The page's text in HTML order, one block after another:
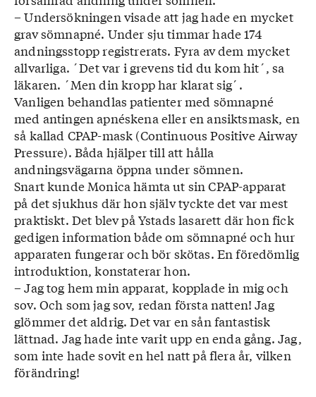
■ Övervikt, ålder, rökning, kort käke,
förstorade tonsiller, näspolyper, sned
nässkiljevägg, alkohol och sömnmediciner.
Det flesta riskfaktorer kan förklaras av att de
bidrar till att göra luftvägarna trängre.
Alkohol och sömnmediciner kan ge onormalt
avslappnad muskulatur, vilket ökar risken.
■ Den vanligaste typen av sömnapné,
obstruktivt sömnapnésyndrom, orsakas av
att det är för trångt i de övre luftvägarna så
att luftströmmen till och från lungorna helt
eller delvis blockeras. Att sömnproblem kan
bli mer påtagliga när vi blir äldre kan bero på
att gomseglet i munnen och tungans muskel
blir för-
slappade och täpper till andningen.
■ Ett vanligt symtom vid sömnapné är
kraftig snarkning, men alla som
har sömnapné snarkar inte. Andra symtom är
bland annat andningsuppehåll, orolig
nattsömn, torr mun, nattsvettning, behov av
att kissa flera gånger under natten samt
– Undersökningen visade att jag hade en mycket
grav sömnapné. Under sju timmar hade 174
andningsstopp registrerats. Fyra av dem mycket
allvarliga. ´Det var i grevens tid du kom hit´, sa
läkaren. ´Men din kropp har klarat sig´.
Vanligen behandlas patienter med sömnapné
med antingen apnéskena eller en ansiktsmask, en
så kallad CPAP-mask (Continuous Positive Airway
Pressure). Båda hjälper till att hålla
andningsvägarna öppna under sömnen.
Snart kunde Monica hämta ut sin CPAP-apparat
på det sjukhus där hon själv tyckte det var mest
praktiskt. Det blev på Ystads lasarett där hon fick
gedigen information både om sömnapné och hur
apparaten fungerar och bör skötas. En föredömlig
introduktion, konstaterar hon.
– Jag tog hem min apparat, kopplade in mig och
sov. Och som jag sov, redan första natten! Jag
glömmer det aldrig. Det var en sån fantastisk
lättnad. Jag hade inte varit upp en enda gång. Jag,
som inte hade sovit en hel natt på flera år, vilken
förändring!